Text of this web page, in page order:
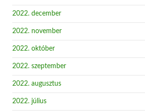
2022. december
2022. november
2022. október
2022. szeptember
2022. augusztus
2022. július